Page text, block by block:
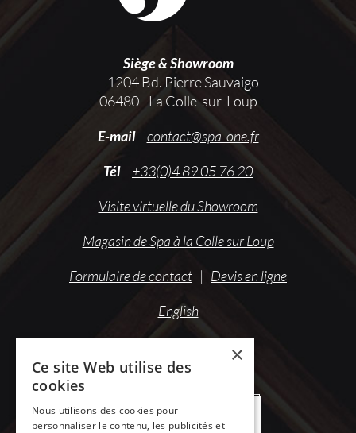
Siège & Showroom
1204 Bd. Pierre Sauvaigo
06480 - La Colle-sur-Loup
E-mail
contact@spa-one.fr
Tél
+33(0)4 89 05 76 20
Visite virtuelle du Showroom
Magasin de Spa à la Colle sur Loup
Formulaire de contact | Devis en ligne
English
OFFRES DE DESTOCKAGE
×
Ce site Web utilise des
cookies
Nous utilisons des cookies pour
personnaliser le contenu, les publicités et